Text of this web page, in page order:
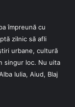
împreună cu
zilnic să afli
urbane, cultură
singur loc. Nu uita
Iulia, Aiud, Blaj